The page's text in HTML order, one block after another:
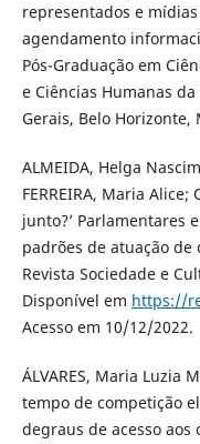
representados e
agendamento
Pós-Graduação em
e Ciências Humanas
Gerais, Belo Horizonte,
ALMEIDA, Helga
FERREIRA, Maria Alice;
junto?’ Parlamentares
padrões de atuação de
Revista Sociedade e
Disponível em https://
Acesso em 10/12/2022.
ÁLVARES, Maria Luzia
tempo de competição
degraus de acesso aos